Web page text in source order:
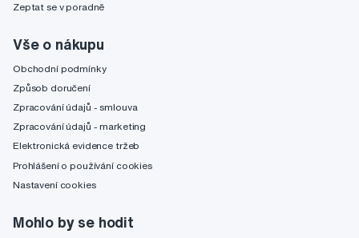
Zeptat se v poradně
Vše o nákupu
Obchodní podmínky
Způsob doručení
Zpracování údajů - smlouva
Zpracování údajů - marketing
Elektronická evidence tržeb
Prohlášení o používání cookies
Nastavení cookies
Mohlo by se hodit